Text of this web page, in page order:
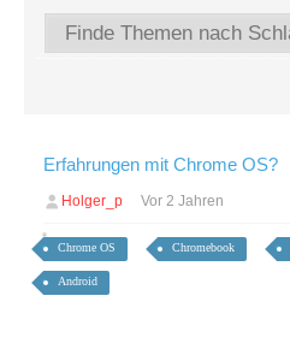
Erfahrungen mit Chrome OS?
Holger_p Vor 2 Jahren
Chrome OS Chromebook
Android